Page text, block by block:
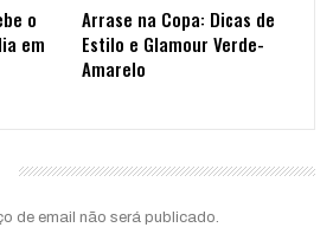
o
em
Arrase na Copa: Dicas de
Estilo e Glamour Verde-
Amarelo
de email não será publicado.